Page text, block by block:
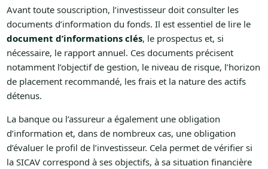
Avant toute souscription, l’investisseur doit consulter les
documents d’information du fonds. Il est essentiel de lire le
document d’informations clés, le prospectus et, si
nécessaire, le rapport annuel. Ces documents précisent
notamment l’objectif de gestion, le niveau de risque, l’horizon
de placement recommandé, les frais et la nature des actifs
détenus.
La banque ou l’assureur a également une obligation
d’information et, dans de nombreux cas, une obligation
d’évaluer le profil de l’investisseur. Cela permet de vérifier si
la SICAV correspond à ses objectifs, à sa situation financière